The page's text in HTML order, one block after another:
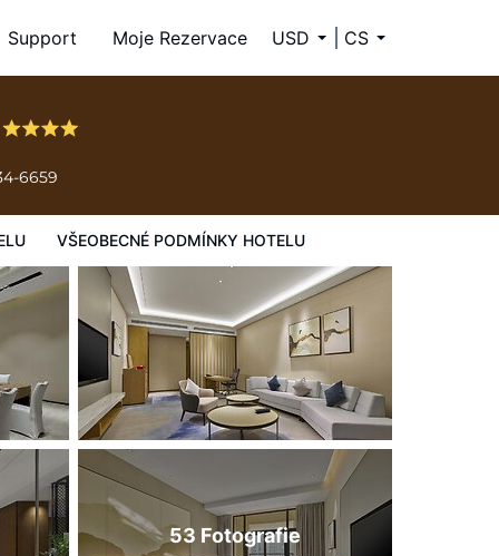
Support Moje Rezervace USD CS
6659
VŠEOBECNÉ PODMÍNKY HOTELU
53 Fotografie